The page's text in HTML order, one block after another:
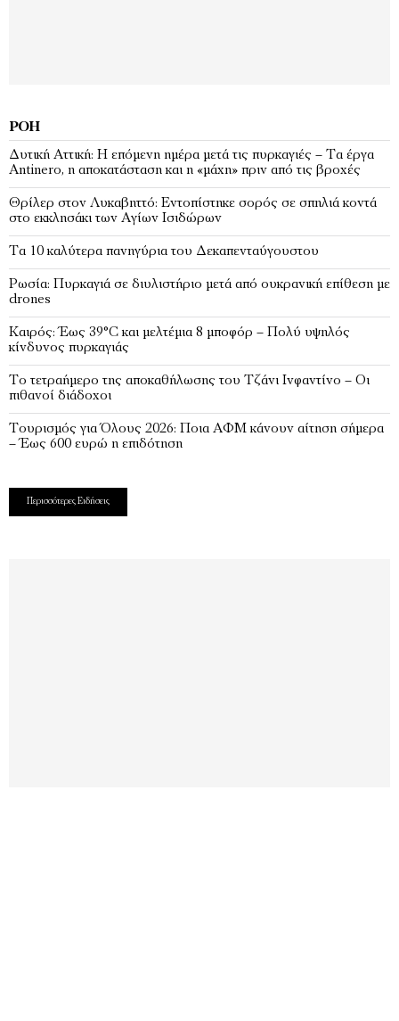
ΡΟΉ
Δυτική Αττική: Η επόμενη ημέρα μετά τις πυρκαγιές – Τα έργα
Antinero, η αποκατάσταση και η «μάχη» πριν από τις βροχές
Θρίλερ στον Λυκαβηττό: Εντοπίστηκε σορός σε σπηλιά κοντά
στο εκκλησάκι των Αγίων Ισιδώρων
Τα 10 καλύτερα πανηγύρια του Δεκαπενταύγουστου
Ρωσία: Πυρκαγιά σε διυλιστήριο μετά από ουκρανική επίθεση με
drones
Καιρός: Έως 39°C και μελτέμια 8 μποφόρ – Πολύ υψηλός
κίνδυνος πυρκαγιάς
Το τετραήμερο της αποκαθήλωσης του Τζάνι Ινφαντίνο – Οι
πιθανοί διάδοχοι
Τουρισμός για Όλους 2026: Ποια ΑΦΜ κάνουν αίτηση σήμερα
– Έως 600 ευρώ η επιδότηση
Περισσότερες Ειδήσεις